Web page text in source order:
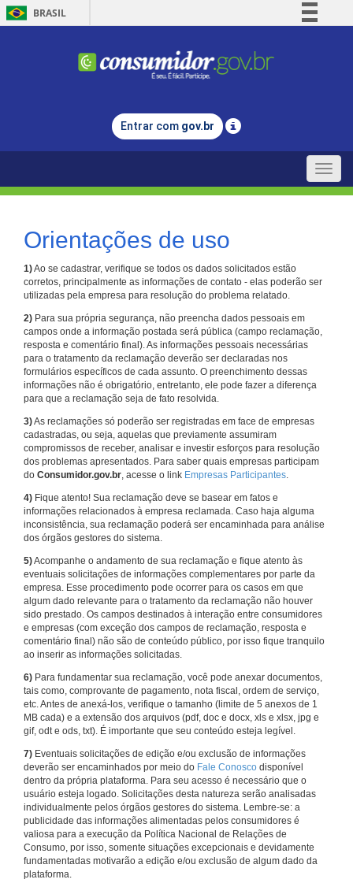
BRASIL
Comunica BR
Legislação
Entrar com gov.br
Toggle
Orientações de uso
1)Ao se cadastrar, verifique se todos os dados solicitados estão
corretos, principalmente as informações de contato - elas poderão ser
utilizadas pela empresa para resolução do problema relatado.
2) Para sua própria segurança, não preencha dados pessoais em
campos onde a informação postada será pública (campo reclamação,
resposta e comentário final). As informações pessoais necessárias
para o tratamento da reclamação deverão ser declaradas nos
formulários específicos de cada assunto. O preenchimento dessas
informações não é obrigatório, entretanto, ele pode fazer a diferença
para que a reclamação seja de fato resolvida.
3)As reclamações só poderão ser registradas em face de empresas
cadastradas, ou seja, aquelas que previamente assumiram
compromissos de receber, analisar e investir esforços para resolução
dos problemas apresentados. Para saber quais empresas participam
do Consumidor.gov.br, acesse o link Empresas Participantes.
4) Fique atento! Sua reclamação deve se basear em fatos e
informações relacionados à empresa reclamada. Caso haja alguma
inconsistência, sua reclamação poderá ser encaminhada para análise
dos órgãos gestores do sistema.
5)Acompanhe o andamento de sua reclamação e fique atento às
eventuais solicitações de informações complementares por parte da
empresa. Esse procedimento pode ocorrer para os casos em que
algum dado relevante para o tratamento da reclamação não houver
sido prestado. Os campos destinados à interação entre consumidores
e empresas (com exceção dos campos de reclamação, resposta e
comentário final) não são de conteúdo público, por isso fique tranquilo
ao inserir as informações solicitadas.
6) Para fundamentar sua reclamação, você pode anexar documentos,
tais como, comprovante de pagamento, nota fiscal, ordem de serviço,
etc. Antes de anexá-los, verifique o tamanho (limite de 5 anexos de 1
MB cada) e a extensão dos arquivos (pdf, doc e docx, xls e xlsx, jpg e
gif, odt e ods, txt). É importante que seu conteúdo esteja legível.
7) Eventuais solicitações de edição e/ou exclusão de informações
deverão ser encaminhados por meio do Fale Conosco disponível
dentro da própria plataforma. Para seu acesso é necessário que o
usuário esteja logado. Solicitações desta natureza serão analisadas
individualmente pelos órgãos gestores do sistema. Lembre-se: a
publicidade das informações alimentadas pelos consumidores é
valiosa para a execução da Política Nacional de Relações de
Consumo, por isso, somente situações excepcionais e devidamente
fundamentadas motivarão a edição e/ou exclusão de algum dado da
plataforma.